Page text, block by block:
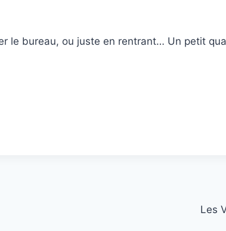
le bureau, ou juste en rentrant… Un petit
Les